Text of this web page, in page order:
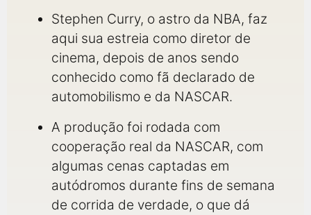
Stephen Curry, o astro da NBA, faz
aqui sua estreia como diretor de
cinema, depois de anos sendo
conhecido como fã declarado de
automobilismo e da NASCAR.
A produção foi rodada com
cooperação real da NASCAR, com
algumas cenas captadas em
autódromos durante fins de semana
de corrida de verdade, o que dá